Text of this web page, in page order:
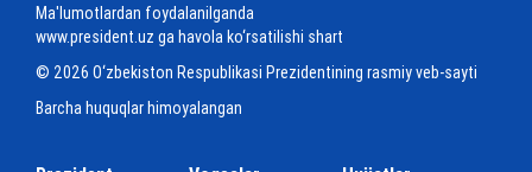
Ma'lumotlardan foydalanilganda
www.president.uz ga havola ko‘rsatilishi shart
© 2026 O‘zbekiston Respublikasi Prezidentining rasmiy veb-sayti
Barcha huquqlar himoyalangan